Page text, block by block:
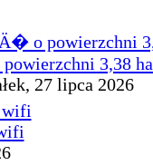
powierzchni 3,38
27 lipca 2026